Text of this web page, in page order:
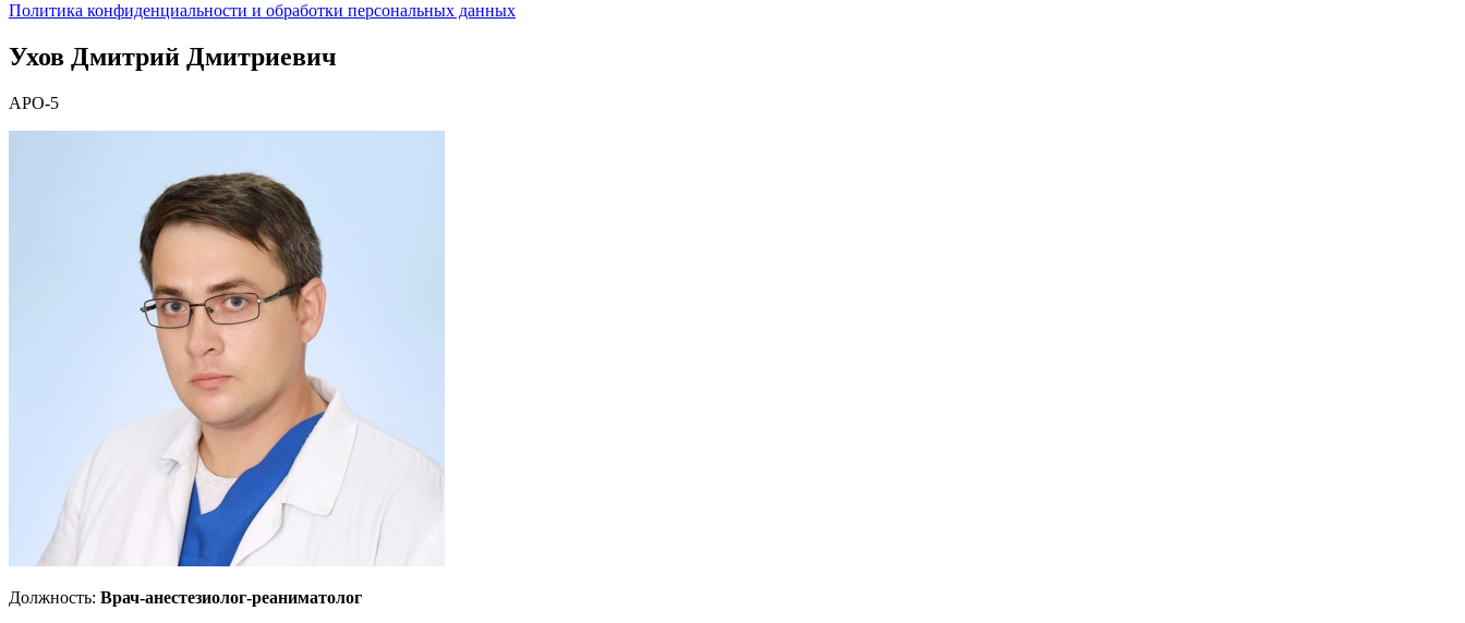
Политика конфиденциальности и обработки персональных данных
Ухов Дмитрий Дмитриевич
АРО-5
Должность: Врач-анестезиолог-реаниматолог